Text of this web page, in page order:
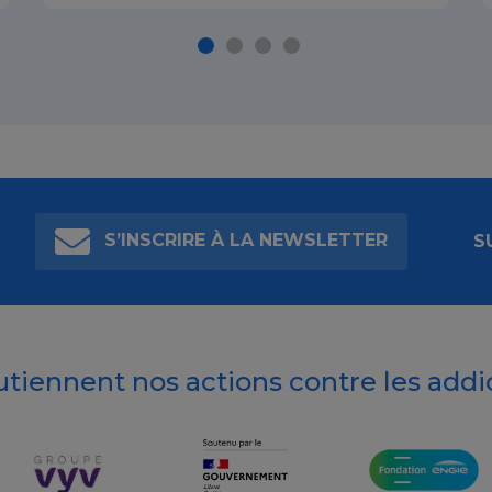
S’INSCRIRE À LA NEWSLETTER
nos actions contre les